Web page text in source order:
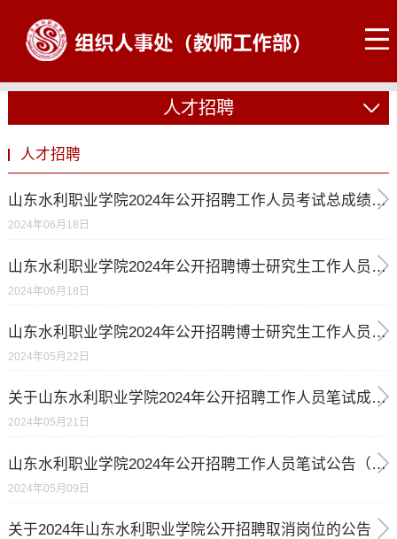
人才招聘
人才招聘
山东水利职业学院2024年公开招聘工作人员考试总成绩及进入考察体检范围人员公示
2024年06月18日
山东水利职业学院2024年公开招聘博士研究生工作人员考试成绩及进入考察体检范围人员公示 （第一批）
2024年06月18日
山东水利职业学院2024年公开招聘博士研究生工作人员简章
2024年05月22日
关于山东水利职业学院2024年公开招聘工作人员笔试成绩和面试人员名单等有关问题的公告
2024年05月21日
山东水利职业学院2024年公开招聘工作人员笔试公告（初级岗位）
2024年05月09日
关于2024年山东水利职业学院公开招聘取消岗位的公告